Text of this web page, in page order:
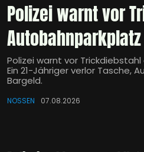
Polizei warnt vor
Autobahnparkplatz
Polizei warnt vor
Ein 21-Jähriger verlor Tasche,
Bargeld.
NOSSEN 07.08.2026